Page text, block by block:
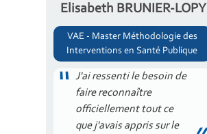
Elisabeth BRUNIER-LOPY
VAE - Master Méthodologie des
Interventions en Santé Publique
J'ai ressenti le besoin de
faire reconnaître
officiellement tout ce
que j'avais appris sur le